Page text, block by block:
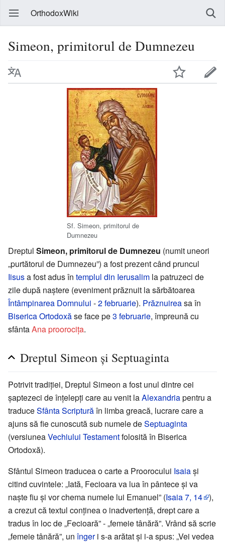
OrthodoxWiki
Simeon, primitorul de Dumnezeu
Sf. Simeon, primitorul de
Dumnezeu
Dreptul Simeon, primitorul de Dumnezeu (numit uneori
„purtătorul de Dumnezeu”) a fost prezent când pruncul
Iisusa fost adus în templul din Ierusalim la patruzeci de
zile după naștere (eveniment prăznuit la sărbătoarea
Întâmpinarea Domnului -2 februarie). Prăznuireasa în
Biserica Ortodoxăse face pe3 februarie, împreună cu
sfântaAna proorocița.
Dreptul Simeon și Septuaginta
Potrivit tradiției, Dreptul Simeon a fost unul dintre cei
șaptezeci de înțelepți care au venit laAlexandriapentru a
traduceSfânta Scripturăîn limba greacă, lucrare care a
ajuns să fie cunoscută sub numele deSeptuaginta
(versiuneaVechiului Testamentfolosită în Biserica
Ortodoxă).
Sfântul Simeon traducea o carte a Proorocului Isaiași
citind cuvintele: „Iată, Fecioara va lua în pântece și va
naște fiu și vor chema numele lui Emanuel” (Isaia7, 14 ),
a crezut că textul conținea o inadvertență, drept care a
tradus în loc de „Fecioară” - „femeie tânără”. Vrând să scrie
„femeie tânără”, un îngeri s-a arătat și i-a spus: „Vei vedea